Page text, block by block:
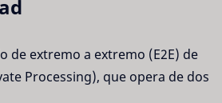
de extremo a extremo (E2E) de
Processing), que opera de dos